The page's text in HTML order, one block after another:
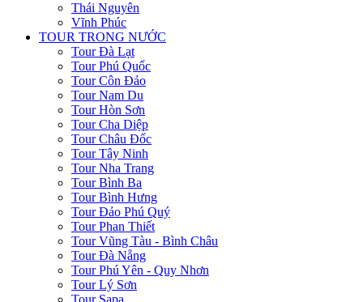
Thái Nguyên
Vĩnh Phúc
TOUR TRONG NƯỚC
Tour Đà Lạt
Tour Phú Quốc
Tour Côn Đảo
Tour Nam Du
Tour Hòn Sơn
Tour Cha Diệp
Tour Châu Đốc
Tour Tây Ninh
Tour Nha Trang
Tour Bình Ba
Tour Bình Hưng
Tour Đảo Phú Quý
Tour Phan Thiết
Tour Vũng Tàu - Bình Châu
Tour Đà Nẵng
Tour Phú Yên - Quy Nhơn
Tour Lý Sơn
Tour Sapa